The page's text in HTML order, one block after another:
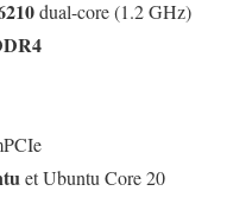
dual-core (1.2 GHz)
et Ubuntu Core 20